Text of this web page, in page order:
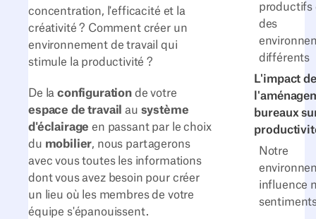
productifs
des
différents
L'impact de
bureaux
Notre
influence
concentration, l'efficacité et la
créativité ? Comment créer un
environnement de travail qui
stimule la productivité ?
De laconfigurationde votre
espace de travail au système
d'éclairage en passant par le choix
du mobilier, nous partagerons
avec vous toutes les informations
dont vous avez besoin pour créer
un lieu où les membres de votre
équipe s'épanouissent.